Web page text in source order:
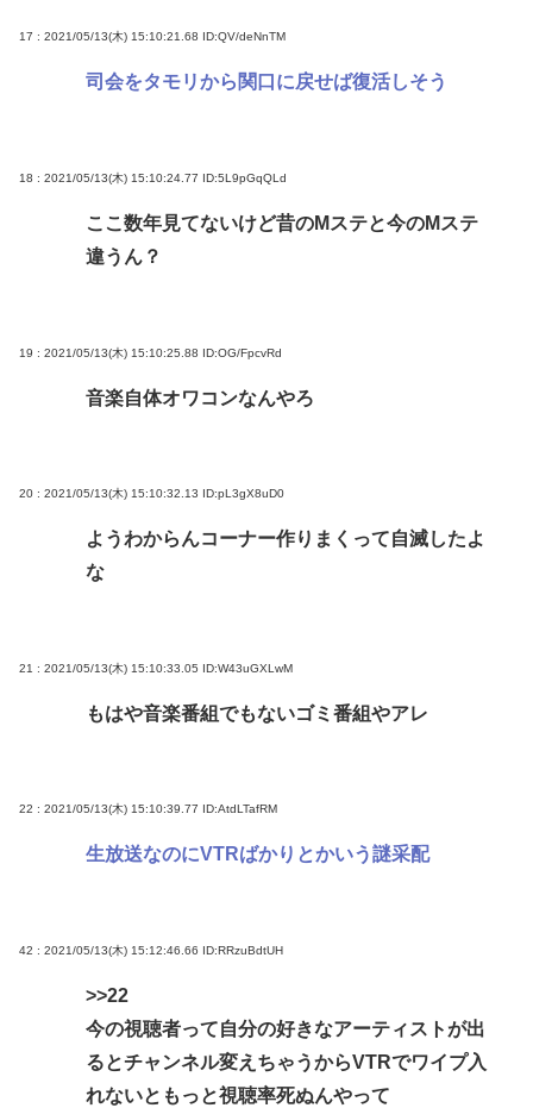
17 : 2021/05/13(木) 15:10:21.68 ID:QV/deNnTM
司会をタモリから関口に戻せば復活しそう
18 : 2021/05/13(木) 15:10:24.77 ID:5L9pGqQLd
ここ数年見てないけど昔のMステと今のMステ
違うん？
19 : 2021/05/13(木) 15:10:25.88 ID:OG/FpcvRd
音楽自体オワコンなんやろ
20 : 2021/05/13(木) 15:10:32.13 ID:pL3gX8uD0
ようわからんコーナー作りまくって自滅したよ
な
21 : 2021/05/13(木) 15:10:33.05 ID:W43uGXLwM
もはや音楽番組でもないゴミ番組やアレ
22 : 2021/05/13(木) 15:10:39.77 ID:AtdLTafRM
生放送なのにVTRばかりとかいう謎采配
42 : 2021/05/13(木) 15:12:46.66 ID:RRzuBdtUH
>>22
今の視聴者って自分の好きなアーティストが出
るとチャンネル変えちゃうからVTRでワイプ入
れないともっと視聴率死ぬんやって